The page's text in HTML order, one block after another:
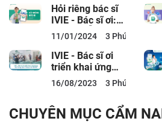
Hỏi riêng bác sĩ
IVIE - Bác sĩ ơi:
Hướng dẫn sử
dụng
11/01/2024 3 Phút đọc
IVIE - Bác sĩ ơi
triển khai ứng
dụng tại Trung
tâm Y khoa...
16/08/2023 3 Phút đọc
CHUYÊN MỤC CẨM